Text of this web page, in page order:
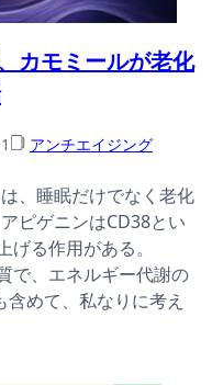
カモミールが老化
アンチエイジング
、睡眠だけでなく老化
ピゲニンはCD38とい
る作用がある。
で、エネルギー代謝の
めて、私なりに考え